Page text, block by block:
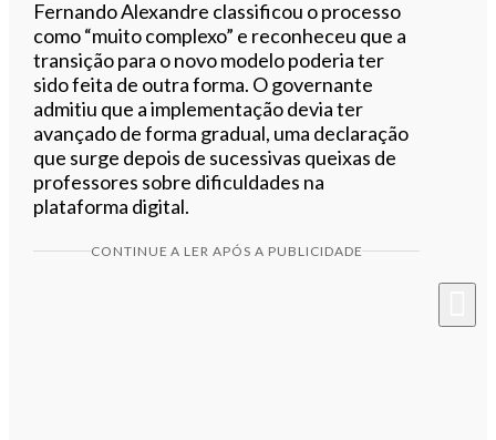
Fernando Alexandre classificou o processo
como “muito complexo” e reconheceu que a
transição para o novo modelo poderia ter
sido feita de outra forma. O governante
admitiu que a implementação devia ter
avançado de forma gradual, uma declaração
que surge depois de sucessivas queixas de
professores sobre dificuldades na
plataforma digital.
CONTINUE A LER APÓS A PUBLICIDADE